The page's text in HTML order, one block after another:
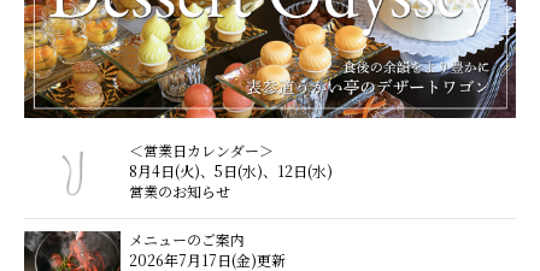
＜営業日カレンダー＞
8月4日(火)、5日(水)、12日(水)
営業のお知らせ
メニューのご案内
2026年7月17日(金)更新